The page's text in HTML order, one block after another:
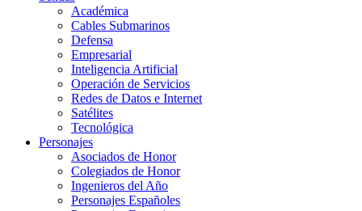
Académica
Cables Submarinos
Defensa
Empresarial
Inteligencia Artificial
Operación de Servicios
Redes de Datos e Internet
Satélites
Tecnológica
Personajes
Asociados de Honor
Colegiados de Honor
Ingenieros del Año
Personajes Españoles